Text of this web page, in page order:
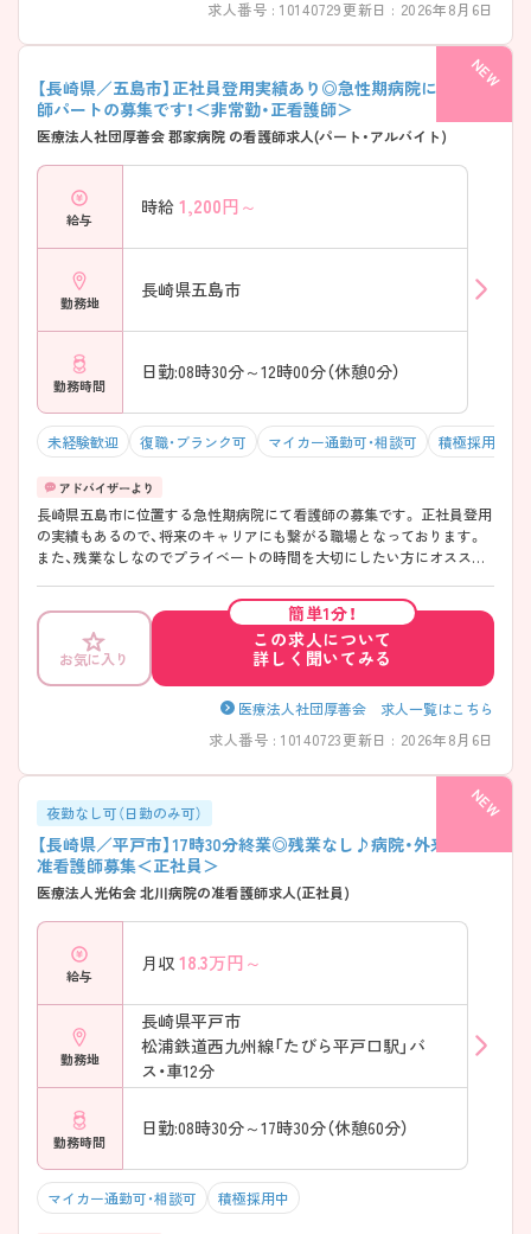
求人番号 : 10140729更新日 : 2026年8月6日
【長崎県／五島市】正社員登用実績あり◎急性期病院にて看護
師パートの募集です！＜非常勤・正看護師＞
医療法人社団厚善会 郡家病院 の看護師求人(パート・アルバイト)
給与
時給 1,200円～
勤務地
長崎県五島市
勤務時間
日勤:08時30分～12時00分（休憩0分）
未経験歓迎 復職・ブランク可 マイカー通勤可・相談可 積極採用中
長崎県五島市に位置する急性期病院にて看護師の募集です。 正社員登用
の実績もあるので、将来のキャリアにも繋がる職場となっております。
また、残業なしなのでプライベートの時間を大切にしたい方にオススメ
お気に入り
簡単1分！
この求人について
詳しく聞いてみる
医療法人社団厚善会 求人一覧はこちら
求人番号 : 10140723更新日 : 2026年8月6日
夜勤なし可（日勤のみ可）
【長崎県／平戸市】17時30分終業◎残業なし♪病院・外来での
准看護師募集＜正社員＞
医療法人光佑会 北川病院の准看護師求人(正社員)
給与
月収 18.3万円～
勤務地
長崎県平戸市
松浦鉄道西九州線「たびら平戸口駅」バ
ス・車12分
勤務時間
日勤:08時30分～17時30分（休憩60分）
マイカー通勤可・相談可 積極採用中